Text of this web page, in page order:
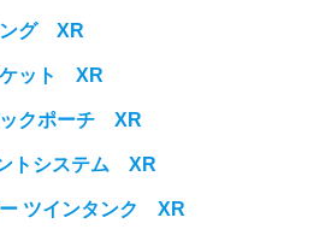
ング XR
ケット XR
ックポーチ XR
トシステム XR
ー ツインタンク XR